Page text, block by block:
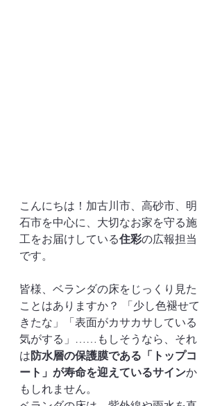
こんにちは！加古川市、高砂市、明
石市を中心に、大切なお家を守る施
工をお届けしている住彩の広報担当
です。
皆様、ベランダの床をじっくり見た
ことはありますか？ 「少し色褪せて
きたな」「表面がカサカサしている
気がする」……もしそうなら、それ
は防水層の保護膜である「トップコ
ート」が寿命を迎えているサインか
もしれません。